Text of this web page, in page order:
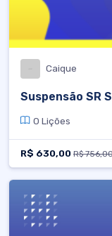
Caique
Suspensão SR
0 Lições
R$ 630,00 R$